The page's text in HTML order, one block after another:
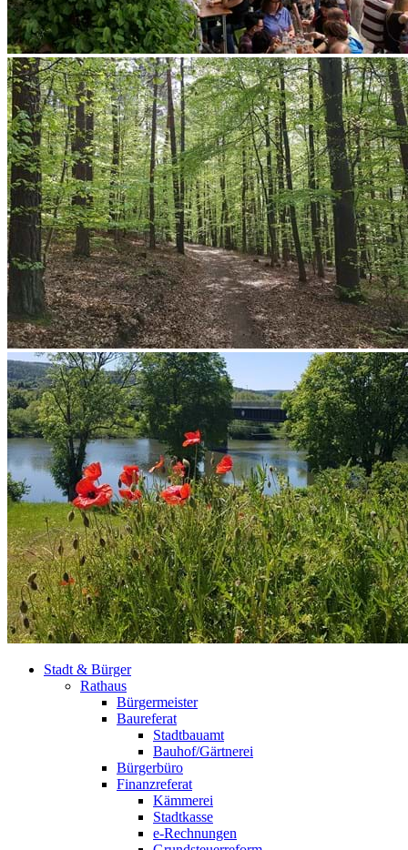
Stadt & Bürger
Rathaus
Bürgermeister
Baureferat
Stadtbauamt
Bauhof/Gärtnerei
Bürgerbüro
Finanzreferat
Kämmerei
Stadtkasse
e-Rechnungen